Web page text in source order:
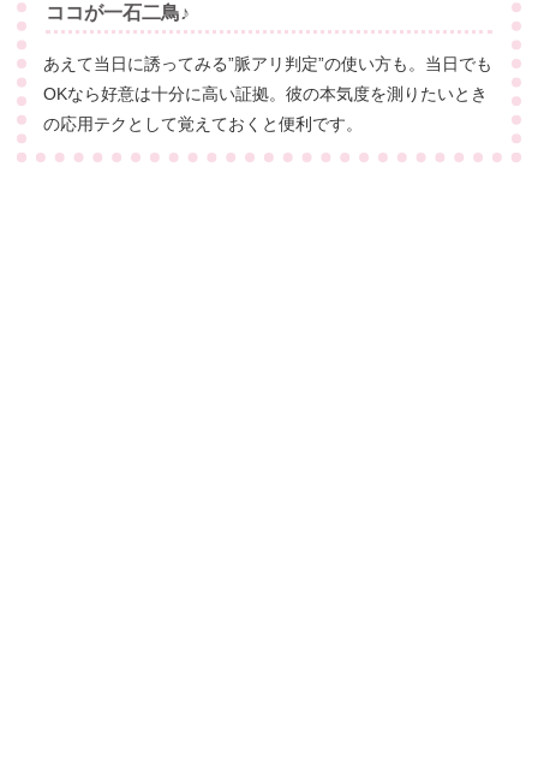
ココが一石二鳥♪
あえて当日に誘ってみる”脈アリ判定”の使い方も。当日でも
OKなら好意は十分に高い証拠。彼の本気度を測りたいとき
の応用テクとして覚えておくと便利です。